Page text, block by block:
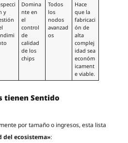
y
Domina
nte en
el
control
de
calidad
de los
chips
Todos
los
nodos
avanzad
os
Hace
que la
fabricaci
ón de
alta
complej
idad sea
económ
icament
e viable.
tienen Sentido
por tamaño o ingresos, esta lista
ecosistema»: